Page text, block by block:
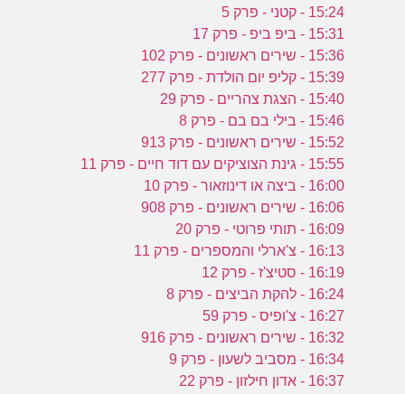
15:24 - קטני - פרק 5
15:31 - ביפ ביפ - פרק 17
15:36 - שירים ראשונים - פרק 102
15:39 - קליפ יום הולדת - פרק 277
15:40 - הצגת צהריים - פרק 29
15:46 - בילי בם בם - פרק 8
15:52 - שירים ראשונים - פרק 913
15:55 - גינת הצוציקים עם דוד חיים - פרק 11
16:00 - ביצה או דינוזאור - פרק 10
16:06 - שירים ראשונים - פרק 908
16:09 - תותי פרוטי - פרק 20
16:13 - צ'ארלי והמספרים - פרק 11
16:19 - סטיצ'ז - פרק 12
16:24 - להקת הביצים - פרק 8
16:27 - צ'ופיס - פרק 59
16:32 - שירים ראשונים - פרק 916
16:34 - מסביב לשעון - פרק 9
16:37 - אדון חילזון - פרק 22